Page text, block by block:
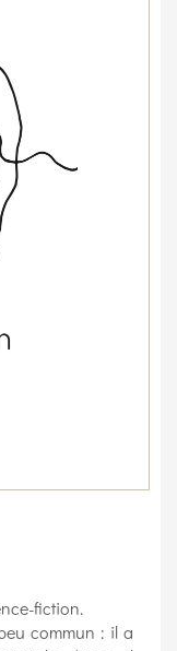
fiction.
commun : il a